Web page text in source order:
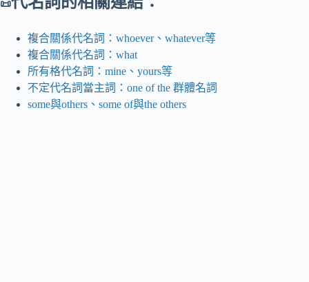
📜
複合關係代名詞：whoever、whatever等
複合關係代名詞：what
所有格代名詞：mine、yours等
不定代名詞當主詞：one of the 群體名詞
some與others、some of與the others